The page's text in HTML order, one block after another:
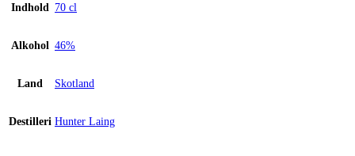
46%
Indhold 70 cl
Alkohol 46%
Land Skotland
Destilleri Hunter Laing